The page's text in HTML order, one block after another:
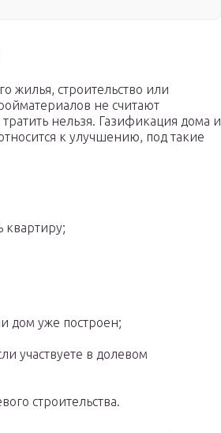
жилья, строительство или
не считают
нельзя. Газификация дома и
к улучшению, под такие
квартиру;
дом уже построен;
участвуете в долевом
строительства.